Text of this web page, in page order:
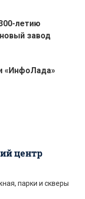
летию
завод
«ИнфоЛада»
центр
парки и скверы